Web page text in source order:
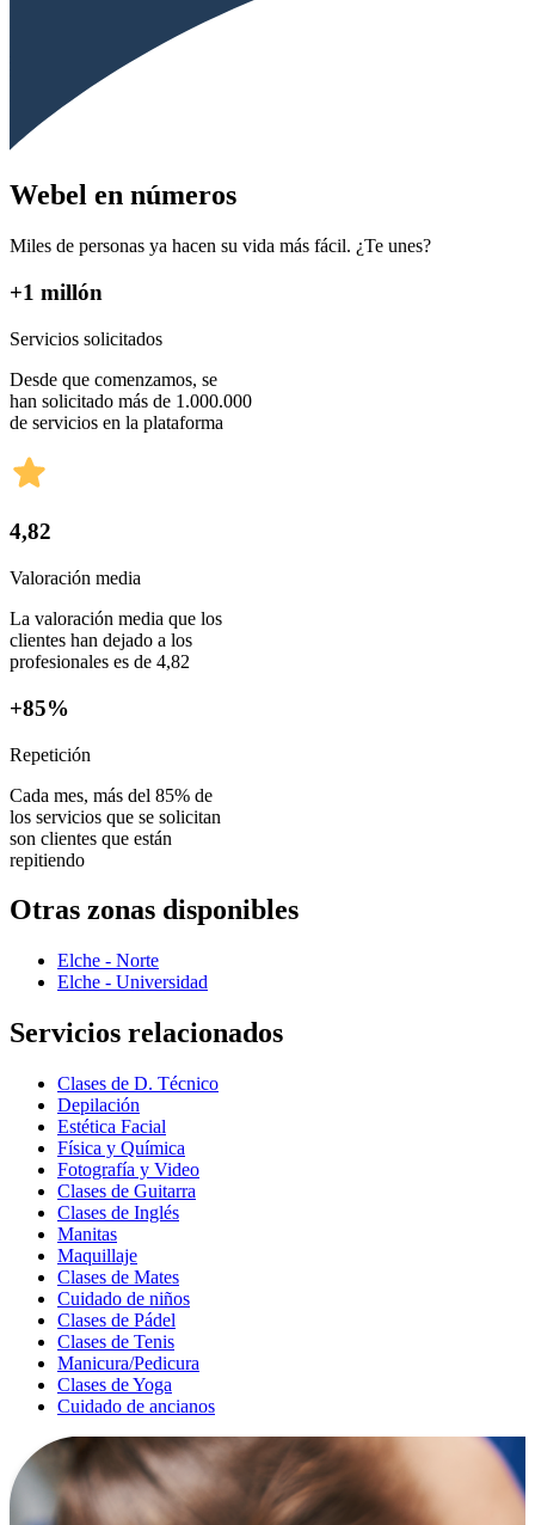
Webel en números
Miles de personas ya hacen su vida más fácil. ¿Te unes?
+1 millón
Servicios solicitados
Desde que comenzamos, se
han solicitado más de 1.000.000
de servicios en la plataforma
4,82
Valoración media
La valoración media que los
clientes han dejado a los
profesionales es de 4,82
+85%
Repetición
Cada mes, más del 85% de
los servicios que se solicitan
son clientes que están
repitiendo
Otras zonas disponibles
Elche - Norte
Elche - Universidad
Servicios relacionados
Clases de D. Técnico
Depilación
Estética Facial
Física y Química
Fotografía y Video
Clases de Guitarra
Clases de Inglés
Manitas
Maquillaje
Clases de Mates
Cuidado de niños
Clases de Pádel
Clases de Tenis
Manicura/Pedicura
Clases de Yoga
Cuidado de ancianos